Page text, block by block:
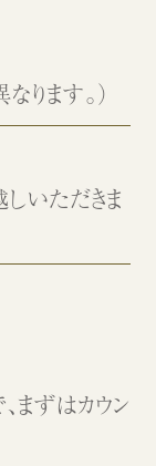
ります。）
いただきま
まずはカウン